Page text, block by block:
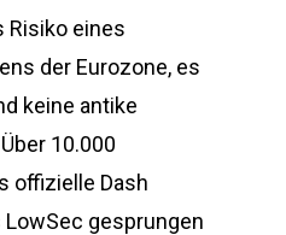
Risiko eines
der Eurozone, es
keine antike
10.000
offizielle Dash
LowSec gesprungen